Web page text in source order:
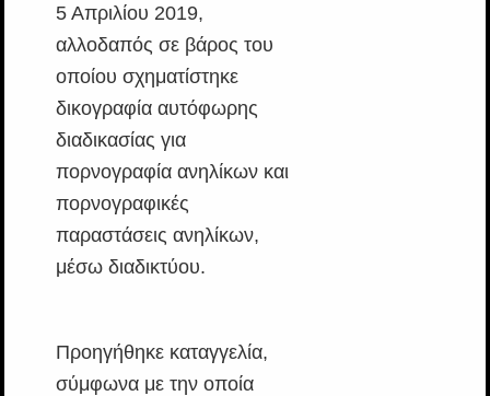
5 Απριλίου 2019,
αλλοδαπός σε βάρος του
οποίου σχηματίστηκε
δικογραφία αυτόφωρης
διαδικασίας για
πορνογραφία ανηλίκων και
πορνογραφικές
παραστάσεις ανηλίκων,
μέσω διαδικτύου.
Προηγήθηκε καταγγελία,
σύμφωνα με την οποία